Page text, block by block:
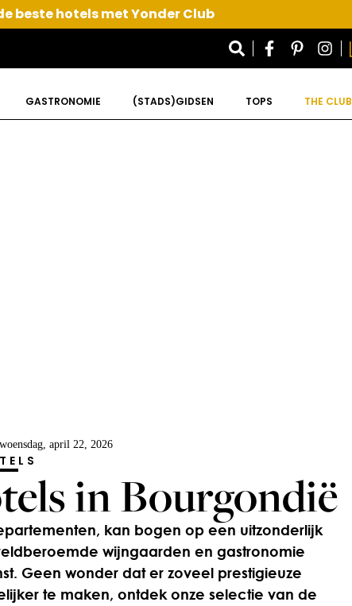
beste hotels met Yonder Club
GASTRONOMIE (STADS)GIDSEN TOPS THE CLUB
april 22, 2026
in Bourgondië
kan bogen op een uitzonderlijk
wijngaarden en gastronomie
Geen wonder dat er zoveel prestigieuze
te maken, ontdek onze selectie van de